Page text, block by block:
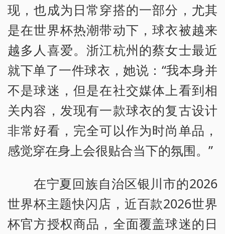
现，也成为日常穿搭的一部分，尤其
是在世界杯热潮带动下，球衣被越来
越多人喜爱。浙江杭州的蔡女士最近
就下单了一件球衣，她说：“我本身并
不是球迷，但是在社交媒体上看到相
关内容，发现有一款球衣的复古设计
非常好看，完全可以作为时尚单品，
感觉穿在身上会很贴合当下的氛围。”
在宁夏回族自治区银川市的2026
世界杯主题快闪店，近百款2026世界
杯官方授权商品，全面覆盖球迷的日